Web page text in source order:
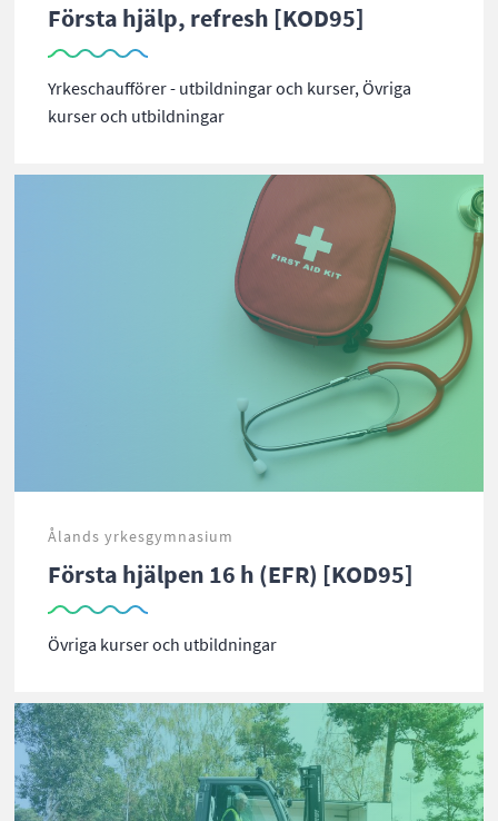
Första hjälp, refresh [KOD95]
Yrkeschaufförer - utbildningar och kurser, Övriga
kurser och utbildningar
Ålands yrkesgymnasium
Första hjälpen 16 h (EFR) [KOD95]
Övriga kurser och utbildningar